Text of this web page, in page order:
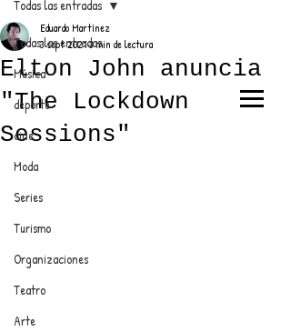
ANUNCIATE CON NOSOTROS
PARA MÁS INFORMACIÓN:
EL TRENDY TOP
CON EDDY MARTINEZ
Todas las entradas
Música
deporte
cine
Moda
Series
Turismo
Organizaciones
Teatro
Arte
Todas las entradas
Elton John anuncia
"The Lockdown
Sessions"
Eduardo Martínez
3 sept 20213 min de lectura